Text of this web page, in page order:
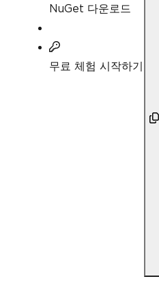
NuGet 다운로드
무료 체험 시작하기